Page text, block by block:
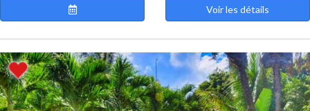
Voir les détails